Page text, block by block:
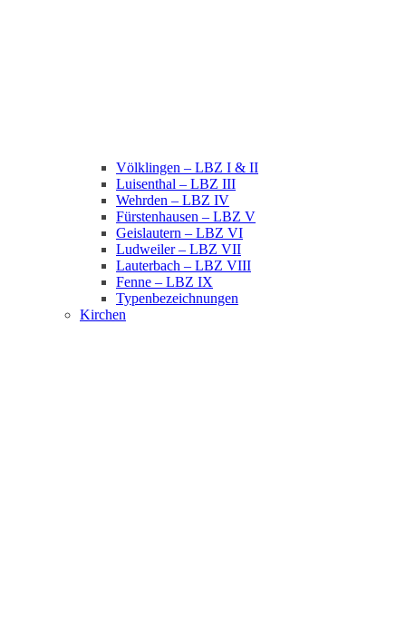
Völklingen – LBZ I & II
Luisenthal – LBZ III
Wehrden – LBZ IV
Fürstenhausen – LBZ V
Geislautern – LBZ VI
Ludweiler – LBZ VII
Lauterbach – LBZ VIII
Fenne – LBZ IX
Typenbezeichnungen
Kirchen